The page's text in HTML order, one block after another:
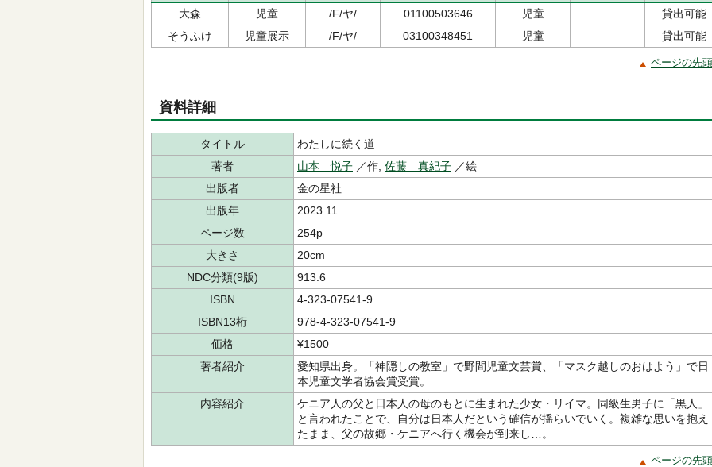
大森
児童 /F/ヤ/ 01100503646 児童
貸出可能
そうふけ
児童展示 /F/ヤ/ 03100348451 児童 貸出可能
ページの先
資料詳細
タイトル
わたしに続く道
著者
山本 悦子 ／作, 佐藤 真紀子 ／絵
出版者
金の星社
出版年
2023.11
ページ数
254p
大きさ
20cm
NDC分類(9版)
913.6
ISBN
4-323-07541-9
ISBN13桁
978-4-323-07541-9
価格
¥1500
著者紹介
愛知県出身。「神隠しの教室」で野間児童文芸賞、「マスク越しのおはよう」で日
本児童文学者協会賞受賞。
内容紹介
ケニア人の父と日本人の母のもとに生まれた少女・リイマ。同級生男子に「黒人」
と言われたことで、自分は日本人だという確信が揺らいでいく。複雑な思いを抱え
たまま、父の故郷・ケニアへ行く機会が到来し…。
ページの先